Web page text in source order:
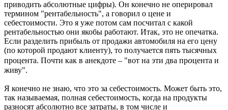
приводить абсолютные цифры). Он конечно не оперировал
термином "рентабельность", а говорил о цене и
себестоимости. Это я уже потом сам посчитал с какой
рентабельностью они якобы работают. Итак, это не опечатка.
Если разделить прибыль от продажи автомобиля на его цену
(по которой продают клиенту), то получается пять тысячных
процента. Почти как в анекдоте – "вот на эти два процента и
живу".
Я конечно не знаю, что это за себестоимость. Может быть это,
так называемая, полная себестоимость, когда на продукты
разносят абсолютно все затраты, в том числе и